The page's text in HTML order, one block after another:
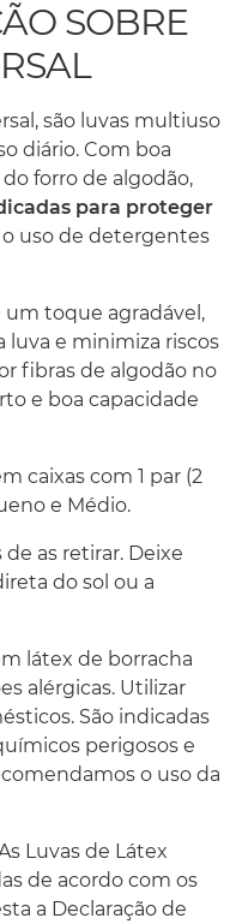
SOBRE
são luvas multiuso
diário. Com boa
forro de algodão,
para proteger
uso de detergentes
toque agradável,
luva e minimiza riscos
fibras de algodão no
e boa capacidade
caixas com 1 par (2
e Médio.
as retirar. Deixe
do sol ou a
látex de borracha
alérgicas. Utilizar
São indicadas
perigosos e
o uso da
Luvas de Látex
de acordo com os
a Declaração de